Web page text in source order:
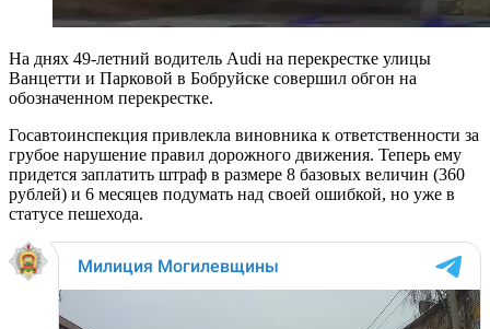
На днях 49-летний водитель Audi на перекрестке улицы
Ванцетти и Парковой в Бобруйске совершил обгон на
обозначенном перекрестке.
Госавтоинспекция привлекла виновника к ответственности за
грубое нарушение правил дорожного движения. Теперь ему
придется заплатить штраф в размере 8 базовых величин (360
рублей) и 6 месяцев подумать над своей ошибкой, но уже в
статусе пешехода.